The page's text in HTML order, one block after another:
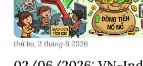
thứ ba, 2 tháng 6 2026